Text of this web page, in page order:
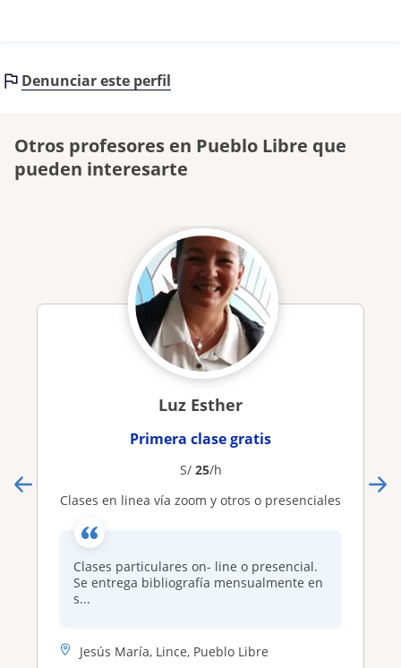
Denunciar este perfil
Otros profesores en Pueblo Libre que
pueden interesarte
Luz Esther
Primera clase gratis
S/ 25/h
Clases en linea vía zoom y otros o presenciales
Clases particulares on- line o presencial.
Se entrega bibliografía mensualmente en
s...
Jesús María, Lince, Pueblo Libre